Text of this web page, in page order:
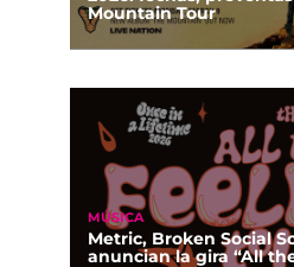
Mountain Tour
MÚSICA
Metric, Broken Social
anuncian la gira “All